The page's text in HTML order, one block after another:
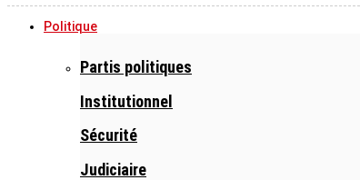
Politique
Partis politiques
Institutionnel
Sécurité
Judiciaire